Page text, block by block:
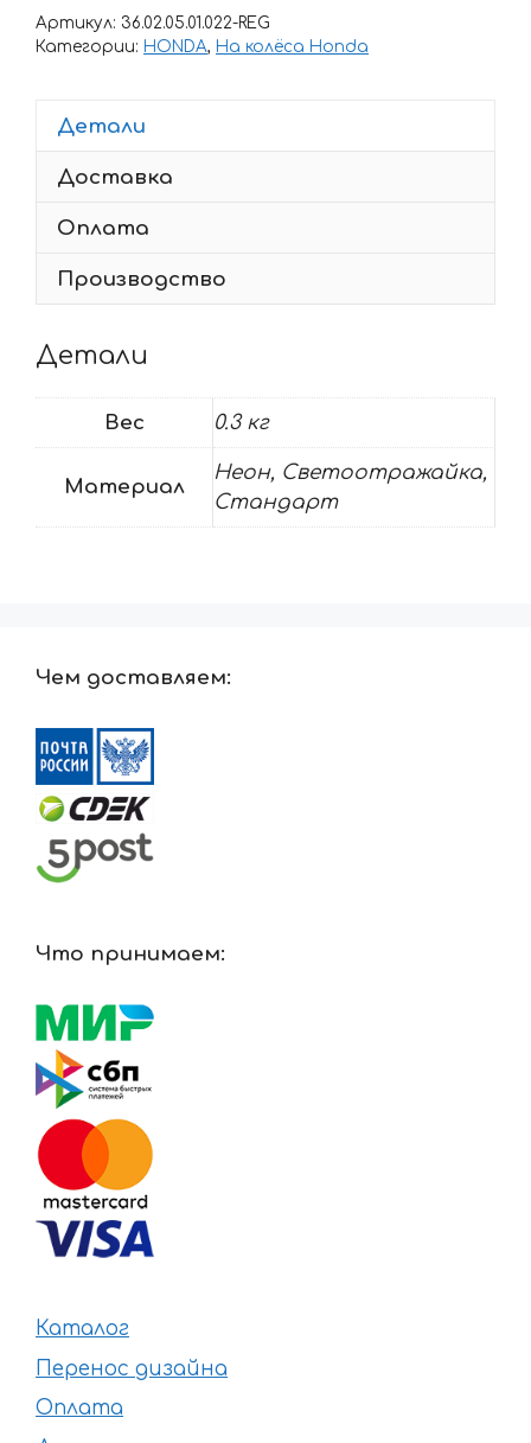
на
HONDA
Артикул: 36.02.05.01.022-REG
Категории: HONDA, На колёса Honda
Детали
Доставка
Оплата
Производство
Детали
Вес 0.3 кг
Материал
Неон, Светоотражайка,
Стандарт
Чем доставляем:
Что принимаем:
Каталог
Перенос дизайна
Оплата